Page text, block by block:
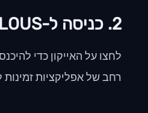
2. כניסה ל-SOFTACULOUS
לחצו על האייקון כדי
רחב של אפליקציות